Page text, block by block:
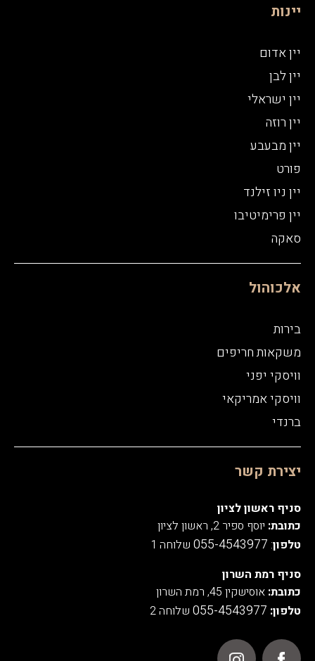
יינות
יין אדום
יין לבן
יין ישראלי
יין רוזה
יין מבעבע
פורט
יין ניו זילנד
יין פרימיטיבו
סאקה
אלכוהול
בירות
משקאות חריפים
וויסקי יפני
וויסקי אמריקאי
ברנדי
יצירת קשר
סניף ראשון לציון
כתובת: יוסף ספיר 2, ראשון לציון
טלפון:
055-4543977 שלוחה 1
סניף רמת השרון
כתובת: אוסישקין 45, רמת השרון
טלפון: 055-4543977 שלוחה 2